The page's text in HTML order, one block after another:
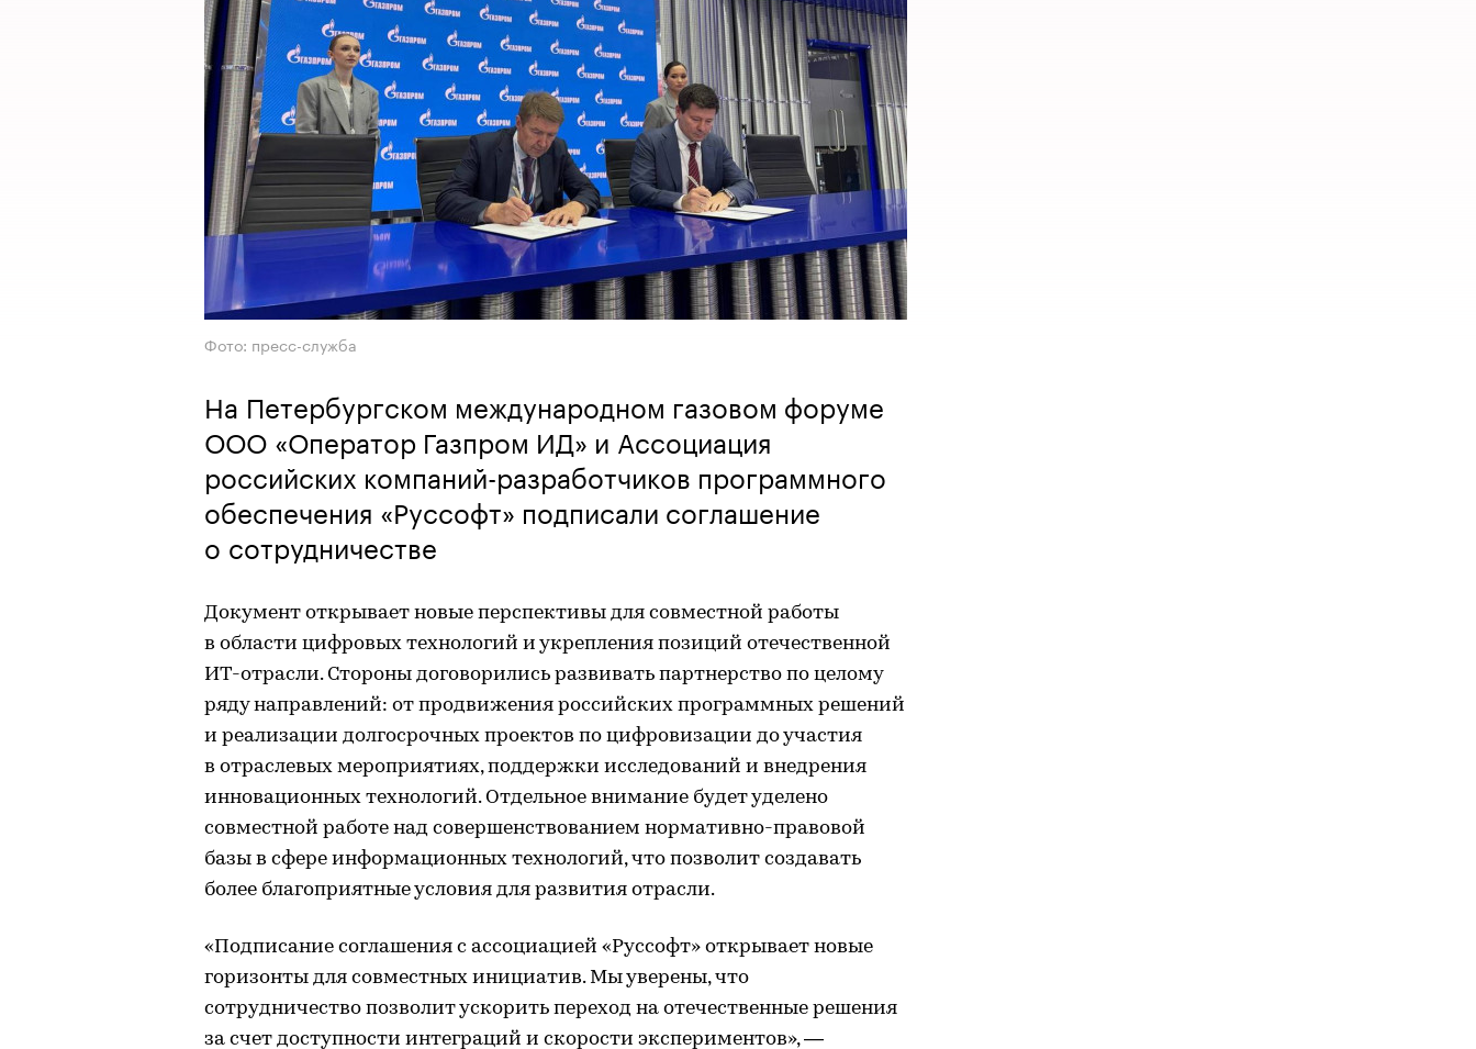
Фото: пресс-служба
На Петербургском международном газовом форуме
ООО «Оператор Газпром ИД» и Ассоциация
российских компаний-разработчиков программного
обеспечения «Руссофт» подписали соглашение
о сотрудничестве
Документ открывает новые перспективы для совместной работы
в области цифровых технологий и укрепления позиций отечественной
ИТ-отрасли. Стороны договорились развивать партнерство по целому
ряду направлений: от продвижения российских программных решений
и реализации долгосрочных проектов по цифровизации до участия
в отраслевых мероприятиях, поддержки исследований и внедрения
инновационных технологий. Отдельное внимание будет уделено
совместной работе над совершенствованием нормативно-правовой
базы в сфере информационных технологий, что позволит создавать
более благоприятные условия для развития отрасли.
«Подписание соглашения с ассоциацией «Руссофт» открывает новые
горизонты для совместных инициатив. Мы уверены, что
сотрудничество позволит ускорить переход на отечественные решения
за счет доступности интеграций и скорости экспериментов», —